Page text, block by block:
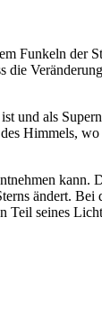
Funkeln der
und als
Himmels,
kann.
ändert.
Teil seines